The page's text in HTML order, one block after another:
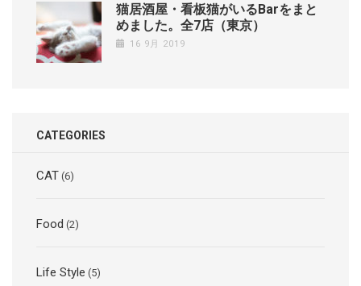
猫居酒屋・看板猫がいるBarをまと
めました。全7店（東京）
16 9月 2019
CATEGORIES
CAT (6)
Food (2)
Life Style (5)